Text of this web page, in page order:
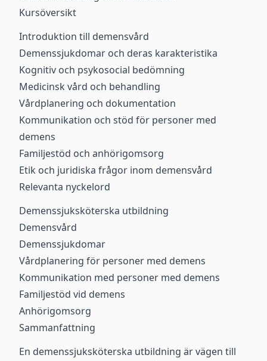
Kursöversikt
Introduktion till demensvård
Demenssjukdomar och deras karakteristika
Kognitiv och psykosocial bedömning
Medicinsk vård och behandling
Vårdplanering och dokumentation
Kommunikation och stöd för personer med
demens
Familjestöd och anhörigomsorg
Etik och juridiska frågor inom demensvård
Relevanta nyckelord
Demenssjuksköterska utbildning
Demensvård
Demenssjukdomar
Vårdplanering för personer med demens
Kommunikation med personer med demens
Familjestöd vid demens
Anhörigomsorg
Sammanfattning
En demenssjuksköterska utbildning är vägen till